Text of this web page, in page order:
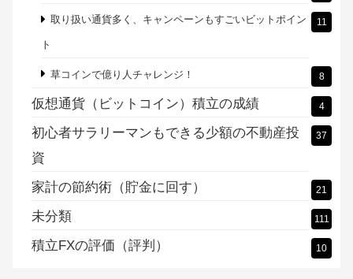
取り扱い通貨多く、キャンペーンもすごいビットポイン
ト
11
草コインで億り人チャレンジ！ 8
仮想通貨（ビットコイン）積立の成績 4
初心者サラリーマンもできる少額の不動産投
資
37
家計の節約術（貯金に回す） 21
未分類 111
積立FXの評価（評判） 10